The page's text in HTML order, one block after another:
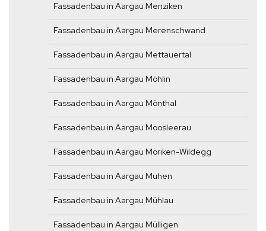
Fassadenbau in Aargau Menziken
Fassadenbau in Aargau Merenschwand
Fassadenbau in Aargau Mettauertal
Fassadenbau in Aargau Möhlin
Fassadenbau in Aargau Mönthal
Fassadenbau in Aargau Moosleerau
Fassadenbau in Aargau Möriken-Wildegg
Fassadenbau in Aargau Muhen
Fassadenbau in Aargau Mühlau
Fassadenbau in Aargau Mülligen